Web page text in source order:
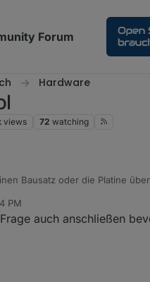
Forum
Hardware
views 72 watching
Bausatz oder die Platine
PM
auch anschließen